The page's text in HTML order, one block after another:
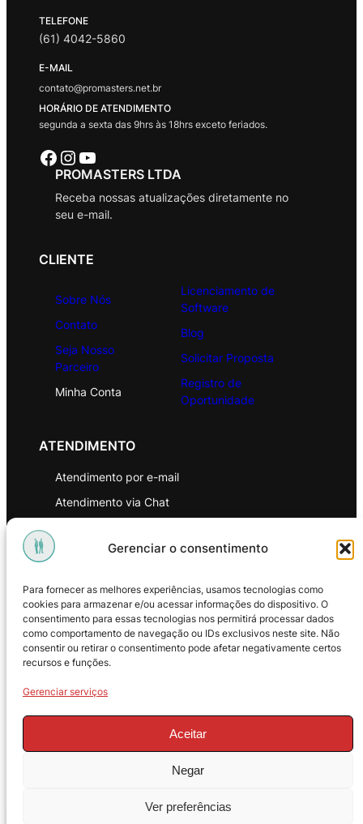
Gerenciar o consentimento
Para fornecer as melhores experiências, usamos tecnologias como
cookies para armazenar e/ou acessar informações do dispositivo. O
consentimento para essas tecnologias nos permitirá processar dados
como comportamento de navegação ou IDs exclusivos neste site. Não
consentir ou retirar o consentimento pode afetar negativamente certos
recursos e funções.
Gerenciar serviços
Aceitar
Negar
Ver preferências
TELEFONE
(61) 4042-5860
E-MAIL
contato@promasters.net.br
HORÁRIO DE ATENDIMENTO
segunda a sexta das 9hrs às 18hrs exceto feriados.
Facebook Instagram Youtube
PROMASTERS LTDA
Receba nossas atualizações diretamente no
seu e-mail.
CLIENTE
Sobre Nós
Contato
Seja Nosso
Parceiro
Minha Conta
Licenciamento de
Software
Blog
Solicitar Proposta
Registro de
Oportunidade
ATENDIMENTO
Atendimento por e-mail
Atendimento via Chat
Política de Privacidade
Política de Troca e Devoluções
Política de Reembolso
18.269.230/0001-16. Todos os direitos